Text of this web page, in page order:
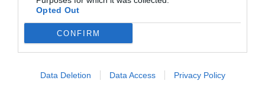
Opted Out
CONFIRM
Data Deletion Data Access Privacy Policy
Bacchus to inna popularna restauracja, która
serwuje dania kuchni sardyńskiej oraz włoskiej.
Znajdziesz tam bogaty wybór win lokalnych oraz
sezonowe dania, które przyciągają zarówno
localnych mieszkańców, jak i turystów. Atmosfera